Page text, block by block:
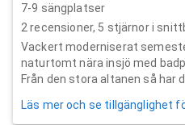
7-9 sängplatser
2 recensioner, 5 stjärnor i
Vackert moderniserat
naturtomt nära insjö med
Från den stora altanen så har
Läs mer och se tillgänglighet